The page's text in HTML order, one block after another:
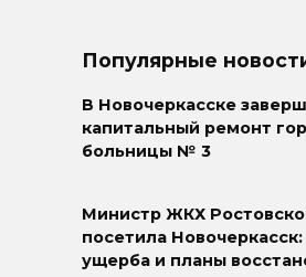
Популярные
В Новочеркасске
капитальный ремонт
больницы № 3
Министр ЖКХ
посетила
ущерба и планы